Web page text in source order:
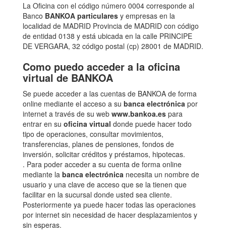
La Oficina con el código número 0004 corresponde al
Banco BANKOA particulares y empresas en la
localidad de MADRID Provincia de MADRID con código
de entidad 0138 y está ubicada en la calle PRINCIPE
DE VERGARA, 32 código postal (cp) 28001 de MADRID.
Como puedo acceder a la oficina
virtual de BANKOA
Se puede acceder a las cuentas de BANKOA de forma
online mediante el acceso a su banca electrónica por
internet a través de su web www.bankoa.es para
entrar en su oficina virtual donde puede hacer todo
tipo de operaciones, consultar movimientos,
transferencias, planes de pensiones, fondos de
inversión, solicitar créditos y préstamos, hipotecas.
. Para poder acceder a su cuenta de forma online
mediante la banca electrónica necesita un nombre de
usuario y una clave de acceso que se la tienen que
facilitar en la sucursal donde usted sea cliente.
Posteriormente ya puede hacer todas las operaciones
por internet sin necesidad de hacer desplazamientos y
sin esperas.